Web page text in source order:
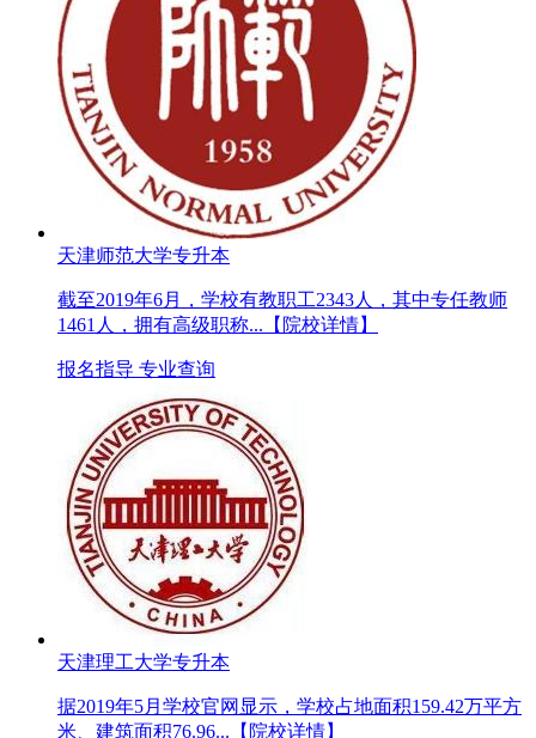
天津师范大学专升本
截至2019年6月，学校有教职工2343人，其中专任教师
1461人，拥有高级职称... 【院校详情】
报名指导 专业查询
天津理工大学专升本
据2019年5月学校官网显示，学校占地面积159.42万平方
米、建筑面积76.96... 【院校详情】